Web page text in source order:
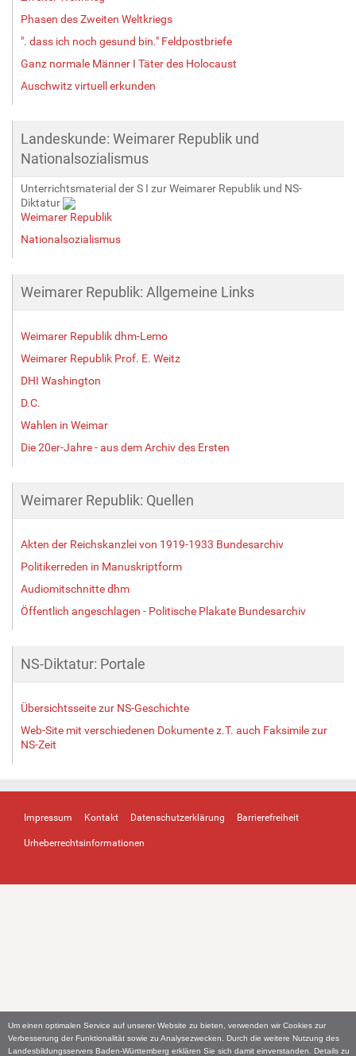
Um einen optimalen Service auf unserer Website zu bieten, verwenden wir Cookies zur
Verbesserung der Funktionalität sowie zu Analysezwecken. Durch die weitere Nutzung des
Landesbildungsservers Baden-Württemberg erklären Sie sich damit einverstanden. Details zu
Phasen des Zweiten Weltkriegs
". dass ich noch gesund bin." Feldpostbriefe
Ganz normale Männer I Täter des Holocaust
Auschwitz virtuell erkunden
Landeskunde: Weimarer Republik und
Nationalsozialismus
Unterrichtsmaterial der S I zur Weimarer Republik und NS-
Diktatur
Weimarer Republik
Nationalsozialismus
Weimarer Republik: Allgemeine Links
Weimarer Republik dhm-Lemo
Weimarer Republik Prof. E. Weitz
DHI Washington
D.C.
Wahlen in Weimar
Die 20er-Jahre - aus dem Archiv des Ersten
Weimarer Republik: Quellen
Akten der Reichskanzlei von 1919-1933 Bundesarchiv
Politikerreden in Manuskriptform
Audiomitschnitte dhm
Öffentlich angeschlagen - Politische Plakate Bundesarchiv
NS-Diktatur: Portale
Übersichtsseite zur NS-Geschichte
Web-Site mit verschiedenen Dokumente z.T. auch Faksimile zur
NS-Zeit
Impressum Kontakt Datenschutzerklärung Barrierefreiheit
Urheberrechtsinformationen